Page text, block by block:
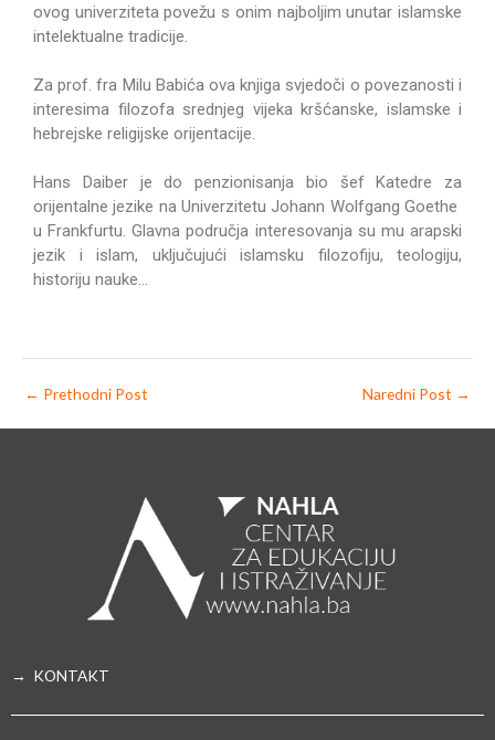
ovog univerziteta povežu s onim najboljim unutar islamske
intelektualne tradicije.
Za prof. fra Milu Babića ova knjiga svjedoči o povezanosti i
interesima filozofa srednjeg vijeka kršćanske, islamske i
hebrejske religijske orijentacije.
Hans Daiber je do penzionisanja bio šef Katedre za
orijentalne jezike na Univerzitetu Johann Wolfgang Goethe
u Frankfurtu. Glavna područja interesovanja su mu arapski
jezik i islam, uključujući islamsku filozofiju, teologiju,
historiju nauke…
← Prethodni Post Naredni Post →
→ KONTAKT